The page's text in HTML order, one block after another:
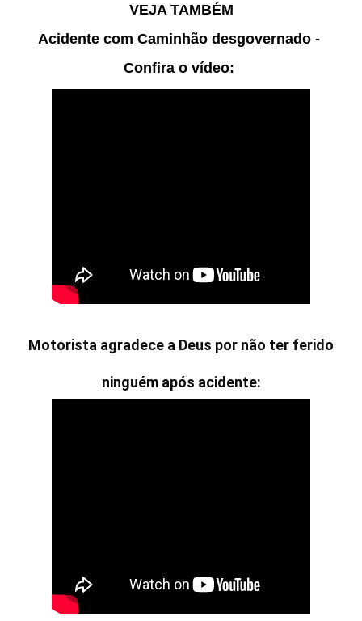
VEJA TAMBÉM
Acidente com Caminhão desgovernado -
Confira o vídeo:
Motorista agradece a Deus por não ter ferido
ninguém após acidente: